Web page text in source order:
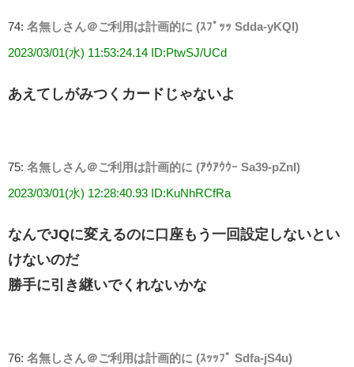
74: 名無しさん＠ご利用は計画的に (ｽﾌﾟｯｯ Sdda-yKQI)
2023/03/01(水) 11:53:24.14 ID:PtwSJ/UCd
あえてしがみつくカードじゃないよ
75: 名無しさん＠ご利用は計画的に (ｱｳｱｳｳｰ Sa39-pZnI)
2023/03/01(水) 12:28:40.93 ID:KuNhRCfRa
なんでJQに変えるのに口座もう一回設定しないとい
けないのだ
勝手に引き継いでくれないかな
76: 名無しさん＠ご利用は計画的に (ｽｯｯﾌﾟ Sdfa-jS4u)